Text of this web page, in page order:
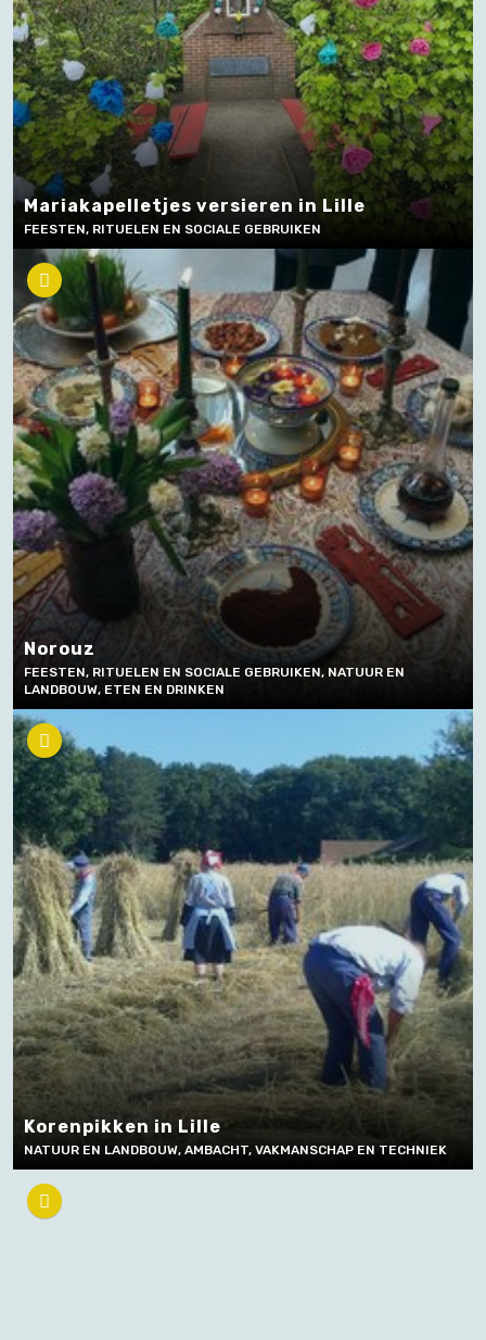
Mariakapelletjes versieren in Lille
FEESTEN, RITUELEN EN SOCIALE GEBRUIKEN
Norouz
FEESTEN, RITUELEN EN SOCIALE GEBRUIKEN, NATUUR EN
LANDBOUW, ETEN EN DRINKEN
Korenpikken in Lille
NATUUR EN LANDBOUW, AMBACHT, VAKMANSCHAP EN TECHNIEK